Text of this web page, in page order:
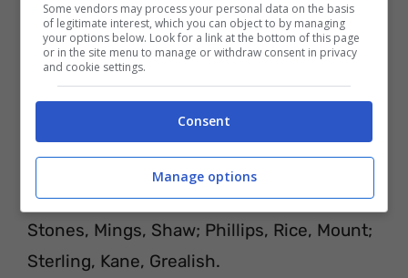
INGHILTERRA – SCOZIA
LE PROBABILI FORMAZIONI
INGHILTERRA (4-3-3):Pickford; Walker,
Stones, Mings, Shaw; Phillips, Rice, Mount;
Sterling, Kane, Grealish.
Some vendors may process your personal data on the basis
of legitimate interest, which you can object to by managing
your options below. Look for a link at the bottom of this page
or in the site menu to manage or withdraw consent in privacy
and cookie settings.
Consent
Manage options